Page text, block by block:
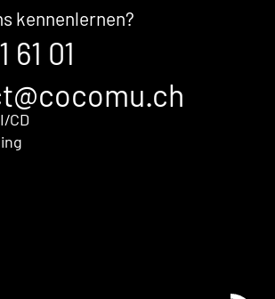
überhaupt im
ist
kennenlernen?
61 01
CD